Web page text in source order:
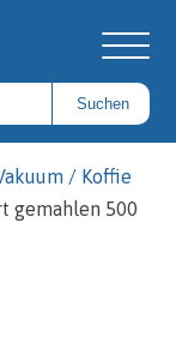
Suchen
/ Koffie
gemahlen 500